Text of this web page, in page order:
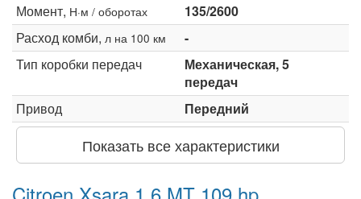
Момент, Н·м / оборотах
135/2600
Расход комби, л на 100 км
-
Тип коробки передач
Механическая, 5
передач
Привод
Передний
Показать все характеристики
Citroen Xsara 1.6 MT 109 hp